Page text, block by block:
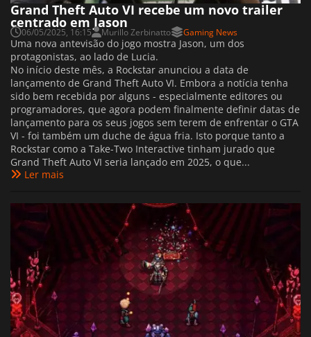
Grand Theft Auto VI recebe um novo trailer
centrado em Jason
06/05/2025, 16:15 Murillo Zerbinatto Gaming News
Uma nova antevisão do jogo mostra Jason, um dos
protagonistas, ao lado de Lucia.
No início deste mês, a Rockstar anunciou a data de
lançamento de Grand Theft Auto VI. Embora a notícia tenha
sido bem recebida por alguns - especialmente editores ou
programadores, que agora podem finalmente definir datas de
lançamento para os seus jogos sem terem de enfrentar o GTA
VI - foi também um duche de água fria. Isto porque tanto a
Rockstar como a Take-Two Interactive tinham jurado que
Grand Theft Auto VI seria lançado em 2025, o que...
Ler mais